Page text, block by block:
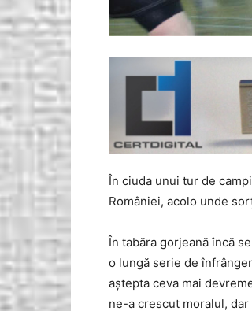
În ciuda unui tur de
României, acolo unde
În tabăra gorjeană încă
o lungă serie de
aştepta ceva mai
ne-a crescut moralul,